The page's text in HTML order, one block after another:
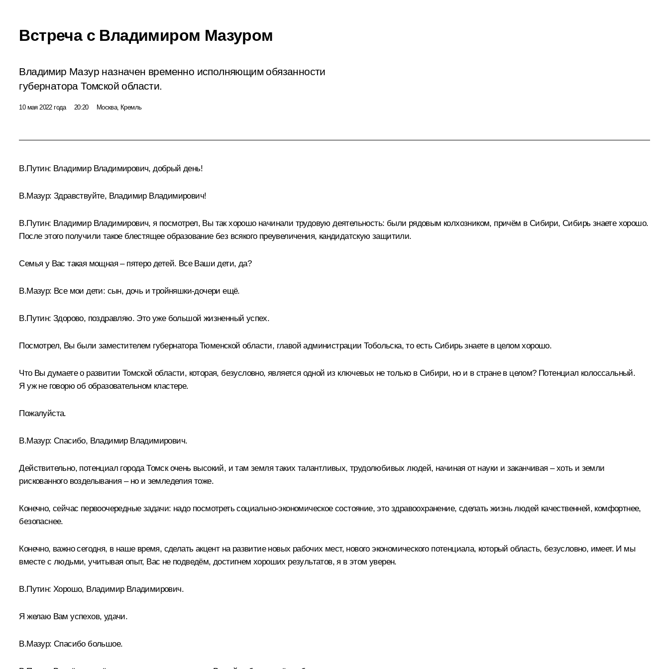
Встреча с Владимиром Мазуром
Владимир Мазур назначен временно исполняющим обязанности
губернатора Томской области.
10 мая 2022 года 20:20 Москва, Кремль
В.Путин: Владимир Владимирович, добрый день!
В.Мазур: Здравствуйте, Владимир Владимирович!
В.Путин: Владимир Владимирович, я посмотрел, Вы так хорошо начинали трудовую деятельность: были рядовым колхозником, причём в Сибири, Сибирь знаете хорошо.
После этого получили такое блестящее образование без всякого преувеличения, кандидатскую защитили.
Семья у Вас такая мощная – пятеро детей. Все Ваши дети, да?
В.Мазур: Все мои дети: сын, дочь и тройняшки-дочери ещё.
В.Путин: Здорово, поздравляю. Это уже большой жизненный успех.
Посмотрел, Вы были заместителем губернатора Тюменской области, главой администрации Тобольска, то есть Сибирь знаете в целом хорошо.
Что Вы думаете о развитии Томской области, которая, безусловно, является одной из ключевых не только в Сибири, но и в стране в целом? Потенциал колоссальный.
Я уж не говорю об образовательном кластере.
Пожалуйста.
В.Мазур: Спасибо, Владимир Владимирович.
Действительно, потенциал города Томск очень высокий, и там земля таких талантливых, трудолюбивых людей, начиная от науки и заканчивая – хоть и земли
рискованного возделывания – но и земледелия тоже.
Конечно, сейчас первоочередные задачи: надо посмотреть социально-экономическое состояние, это здравоохранение, сделать жизнь людей качественней, комфортнее,
безопаснее.
Конечно, важно сегодня, в наше время, сделать акцент на развитие новых рабочих мест, нового экономического потенциала, который область, безусловно, имеет. И мы
вместе с людьми, учитывая опыт, Вас не подведём, достигнем хороших результатов, я в этом уверен.
В.Путин: Хорошо, Владимир Владимирович.
Я желаю Вам успехов, удачи.
В.Мазур: Спасибо большое.